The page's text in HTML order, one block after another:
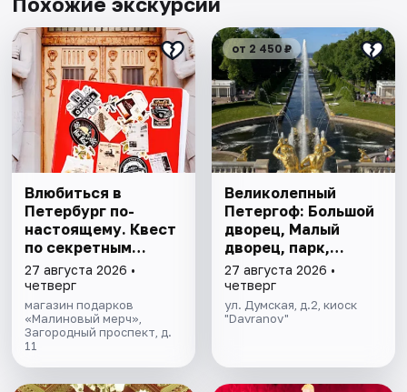
Влюбиться в
Петербург по-
настоящему. Квест
по секретным
местам
27 августа 2026 •
четверг
магазин подарков
«Малиновый мерч»,
Загородный проспект, д.
11
от 2 450 ₽
Великолепный
Петергоф: Большой
дворец, Малый
дворец, парк,
фонтаны
27 августа 2026 •
четверг
ул. Думская, д.2, киоск
"Davranov"